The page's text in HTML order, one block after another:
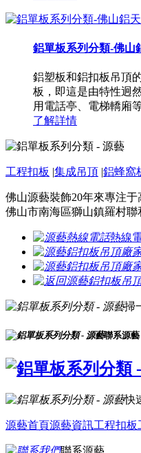
鋁單板系列分類-佛山
鋁塑板和鋁扣板吊頂
板，即這是由特性迥
用電話亭、電梯轎廂
了解詳情
工程扣板 |集成吊頂 |鋁蜂窩
佛山源藝裝飾20年來專注于
佛山市南海區獅山鎮羅村
熱線
掃
聯系源藝
快
源藝首頁源藝資訊工程扣板